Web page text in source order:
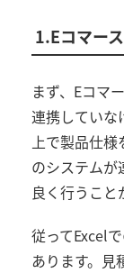
1.Eコマー
まず、Eコマ
連携していな
上で製品仕様
のシステムが
良く行うこと
従ってExcel
あります。見